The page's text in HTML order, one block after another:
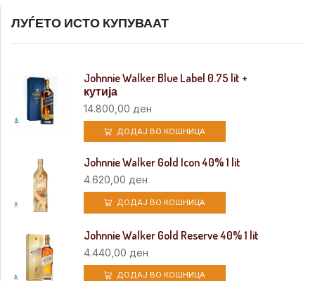
ЛУЃЕТО ИСТО КУПУВААТ
Johnnie Walker Blue Label 0.75 lit +
кутија
14.800,00 ден
ДОДАЈ ВО КОШНИЦА
Johnnie Walker Gold Icon 40% 1 lit
4.620,00 ден
ДОДАЈ ВО КОШНИЦА
Johnnie Walker Gold Reserve 40% 1 lit
4.440,00 ден
ДОДАЈ ВО КОШНИЦА